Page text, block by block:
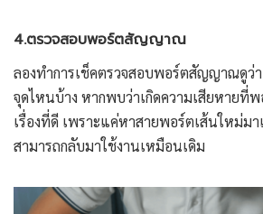
4.ตรวจสอบพอร์ตสัญญาณ
ลองทำการเช็คตรวจสอบพอร์ตสัญญาณดูว่า
จุดไหนบ้าง หากพบว่าเกิดความเสียหาย
เรื่องที่ดี เพราะแค่หาสายพอร์ตเส้นใหม่ม
สามารถกลับมาใช้งานเหมือนเดิม